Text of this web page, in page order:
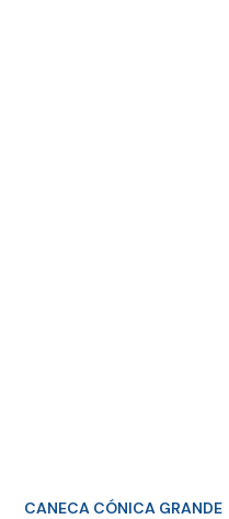
CANECA CÓNICA GRANDE